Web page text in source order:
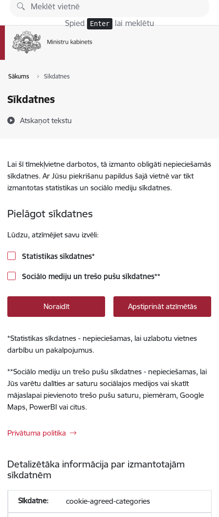
Pāriet uz lapas saturu
Spied Enter lai meklētu
Sākums Sīkdatnes
Sīkdatnes
Atskaņot tekstu
Lai šī tīmekļvietne darbotos, tā izmanto obligāti nepieciešamās
sīkdatnes. Ar Jūsu piekrišanu papildus šajā vietnē var tikt
izmantotas statistikas un sociālo mediju sīkdatnes.
Pielāgot sīkdatnes
Lūdzu, atzīmējiet savu izvēli:
Statistikas sīkdatnes*
Sociālo mediju un trešo pušu sīkdatnes**
Noraidīt Apstiprināt atzīmētās
*Statistikas sīkdatnes - nepieciešamas, lai uzlabotu vietnes
darbību un pakalpojumus.
**Sociālo mediju un trešo pušu sīkdatnes - nepieciešamas, lai
Jūs varētu dalīties ar saturu sociālajos medijos vai skatīt
mājaslapai pievienoto trešo pušu saturu, piemēram, Google
Maps, PowerBI vai citus.
Privātuma politika
Detalizētāka informācija par izmantotajām
sīkdatnēm
cookie-agreed-categories